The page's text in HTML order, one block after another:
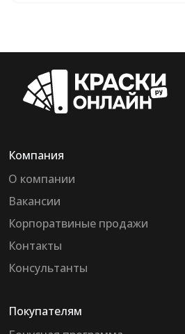
Компания
О компании
Вакансии
Корпоратвиные продажи
Контакты
Консультанты
Покупателям